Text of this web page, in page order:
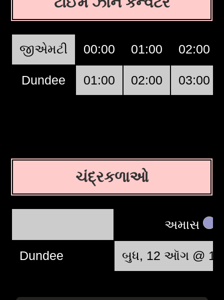
જીએમટી 00:00 01:00 02:00
Dundee 01:00 02:00 03:00
ચંદ્રકળાઓ
અમાસ
Dundee બુધ, 12 ઑગ @